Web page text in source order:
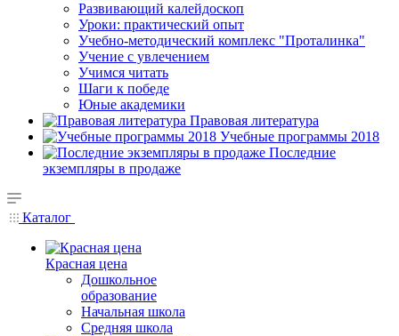
Развивающий калейдоскоп
Уроки: практический опыт
Учебно-методический комплекс "Проталинка"
Учение с увлечением
Учимся читать
Шаги к победе
Юные академики
Правовая литература
Учебные программы 2018
Последние
экземпляры в продаже
Каталог
Красная цена
Дошкольное
образование
Начальная школа
Средняя школа